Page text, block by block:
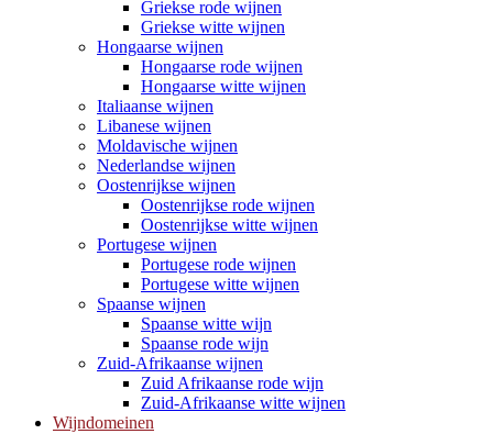
Griekse rode wijnen
Griekse witte wijnen
Hongaarse wijnen
Hongaarse rode wijnen
Hongaarse witte wijnen
Italiaanse wijnen
Libanese wijnen
Moldavische wijnen
Nederlandse wijnen
Oostenrijkse wijnen
Oostenrijkse rode wijnen
Oostenrijkse witte wijnen
Portugese wijnen
Portugese rode wijnen
Portugese witte wijnen
Spaanse wijnen
Spaanse witte wijn
Spaanse rode wijn
Zuid-Afrikaanse wijnen
Zuid Afrikaanse rode wijn
Zuid-Afrikaanse witte wijnen
Wijndomeinen